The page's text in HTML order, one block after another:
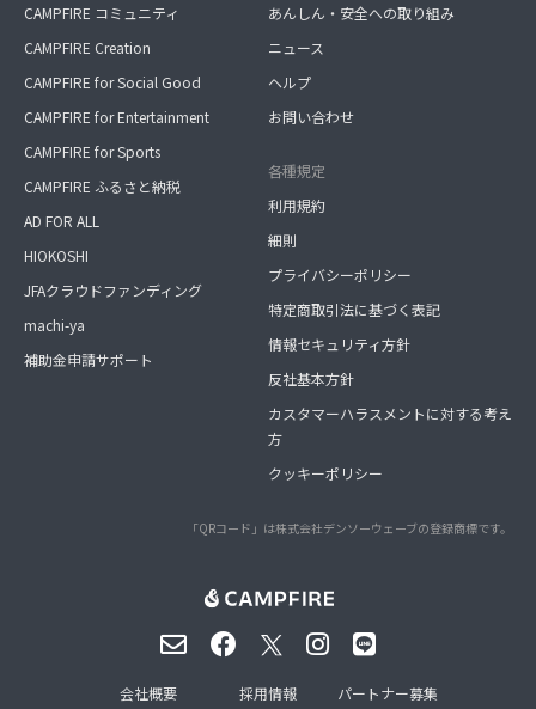
CAMPFIRE コミュニティ
CAMPFIRE Creation
CAMPFIRE for Social Good
CAMPFIRE for Entertainment
CAMPFIRE for Sports
CAMPFIRE ふるさと納税
AD FOR ALL
HIOKOSHI
JFAクラウドファンディング
machi-ya
補助金申請サポート
あんしん・安全への取り組み
ニュース
ヘルプ
お問い合わせ
各種規定
利用規約
細則
プライバシーポリシー
特定商取引法に基づく表記
情報セキュリティ方針
反社基本方針
カスタマーハラスメントに対する考え
方
クッキーポリシー
「QRコード」は株式会社デンソーウェーブの登録商標です。
会社概要 採用情報 パートナー募集